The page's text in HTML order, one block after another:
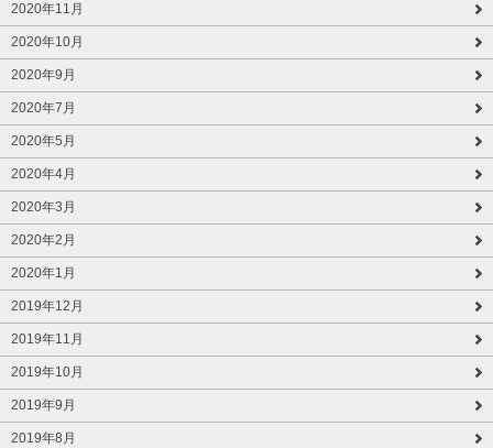
2020年11月
2020年10月
2020年9月
2020年7月
2020年5月
2020年4月
2020年3月
2020年2月
2020年1月
2019年12月
2019年11月
2019年10月
2019年9月
2019年8月